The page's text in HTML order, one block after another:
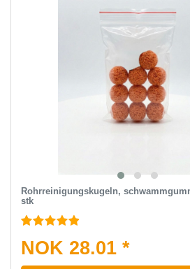
Rohrreinigungskugeln,
stk
NOK 28.01 *